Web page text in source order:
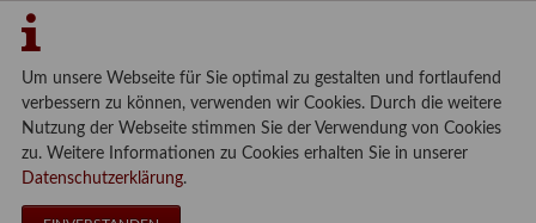
Um unsere Webseite für Sie optimal zu gestalten und fortlaufend
verbessern zu können, verwenden wir Cookies. Durch die weitere
Nutzung der Webseite stimmen Sie der Verwendung von Cookies
zu. Weitere Informationen zu Cookies erhalten Sie in unserer
Datenschutzerklärung.